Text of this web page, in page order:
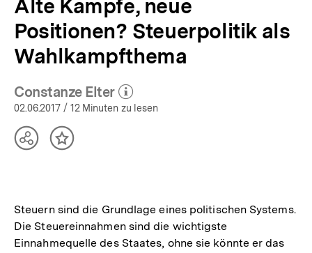
Alte Kämpfe, neue
Positionen? Steuerpolitik als
Wahlkampfthema
Constanze Elter
(Mehr zum Autor)
öffnen
02.06.2017 / 12 Minuten zu lesen
TeilenInhalt
Steuern sind die Grundlage eines politischen Systems.
Die Steuereinnahmen sind die wichtigste
Einnahmequelle des Staates, ohne sie könnte er das